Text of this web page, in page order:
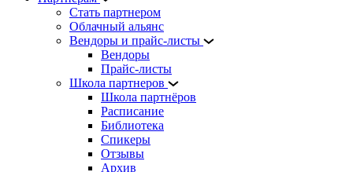
Стать партнером
Облачный альянс
Вендоры и прайс-листы
Вендоры
Прайс-листы
Школа партнеров
Школа партнёров
Расписание
Библиотека
Спикеры
Отзывы
Архив